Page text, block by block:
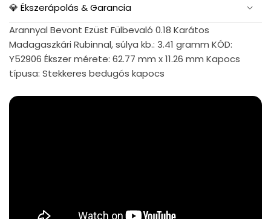
💎 Ékszerápolás & Garancia
Arannyal Bevont Ezüst Fülbevaló 0.18 Karátos
Madagaszkári Rubinnal, súlya kb.: 3.41 gramm KÓD:
Y52906 Ékszer mérete: 62.77 mm x 11.26 mm Kapocs
típusa: Stekkeres bedugós kapocs